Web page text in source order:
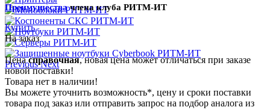
Previous Next
Преимуществачлена клуба РИТМ-ИТ
Купить
На заказ
Ценасправочная, новая цена может отличаться при заказе
новой поставки!
Товара нет в наличии!
Вы можете уточнить возможность*, цену и сроки поставки
товара под заказ или отправить запрос на подбор аналога из